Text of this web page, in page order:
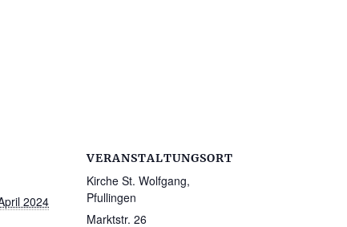
2024
VERANSTALTUNGSORT
Kirche St. Wolfgang,
Pfullingen
Marktstr. 26